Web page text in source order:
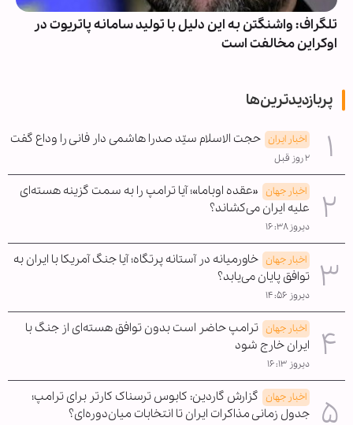
تلگراف: واشنگتن به این دلیل با تولید سامانه پاتریوت در
اوکراین مخالفت است
پربازدیدترین‌ها
اخبار ایران حجت الاسلام سیّد صدرا هاشمی دار فانی را وداع گفت
۲ روز قبل
اخبار جهان «عقده اوباما»؛ آیا ترامپ را به سمت گزینه هسته‌ای
علیه ایران می‌کشاند؟
دیروز ۱۶:۳۸
اخبار جهان خاورمیانه در آستانه پرتگاه؛ آیا جنگ آمریکا با ایران به
توافق پایان می‌یابد؟
دیروز ۱۴:۵۶
اخبار جهان ترامپ حاضر است بدون توافق هسته‌ای از جنگ با
ایران خارج شود
دیروز ۱۶:۱۳
اخبار جهان گزارش گاردین: کابوس ترسناک کارتر برای ترامپ؛
جدول زمانی مذاکرات ایران تا انتخابات میان‌دوره‌ای؟